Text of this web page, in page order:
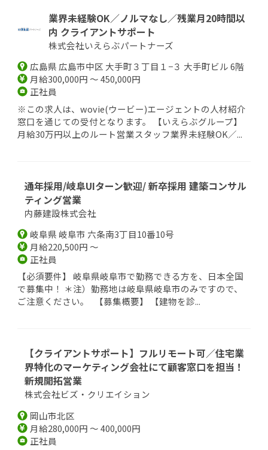
業界未経験OK／ノルマなし／残業月20時間以
内 クライアントサポート
株式会社いえらぶパートナーズ
広島県 広島市中区 大手町３丁目１−３ 大手町ビル 6階
月給300,000円 ～ 450,000円
正社員
※この求人は、wovie(ウービー)エージェントの人材紹介
窓口を通じての受付となります。 【いえらぶグループ】
月給30万円以上のルート営業スタッフ業界未経験OK／...
通年採用/岐阜UIターン歓迎/ 新卒採用 建築コンサル
ティング営業
内藤建設株式会社
岐阜県 岐阜市 六条南3丁目10番10号
月給220,500円 ～
正社員
【必須要件】 岐阜県岐阜市で勤務できる方を、日本全国
で募集中！ ＊注）勤務地は岐阜県岐阜市のみですので、
ご注意ください。 【募集概要】 【建物を診...
【クライアントサポート】フルリモート可／住宅業
界特化のマーケティング会社にて顧客窓口を担当！
新規開拓営業
株式会社ビズ・クリエイション
岡山市北区
月給280,000円 ～ 400,000円
正社員